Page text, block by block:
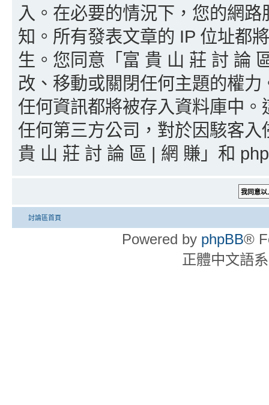
入。在必要的情況下，您的網
知。所有發表文章的 IP 位址都
生。您同意「富 貴 山 莊 討 論
改、移動或關閉任何主題的權
任何資訊都將被存入資料庫中
任何第三方公司，對於因駭客
貴 山 莊 討 論 區 | 網 賺」和
討論區首頁
Powered by phpBB®
正體中文語